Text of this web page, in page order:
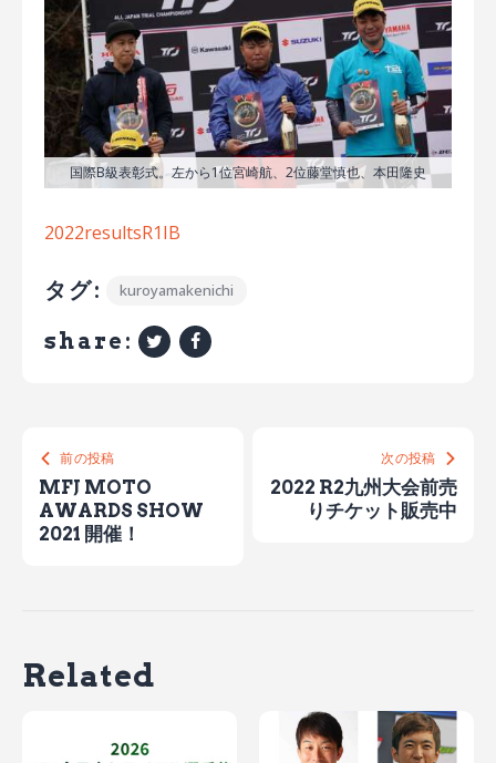
国際B級表彰式。左から1位宮崎航、2位藤堂慎也、本田隆史
2022resultsR1IB
タグ: kuroyamakenichi
share:
前の投稿
MFJ MOTO
AWARDS SHOW
2021 開催！
次の投稿
2022 R2九州大会前売
りチケット販売中
Related